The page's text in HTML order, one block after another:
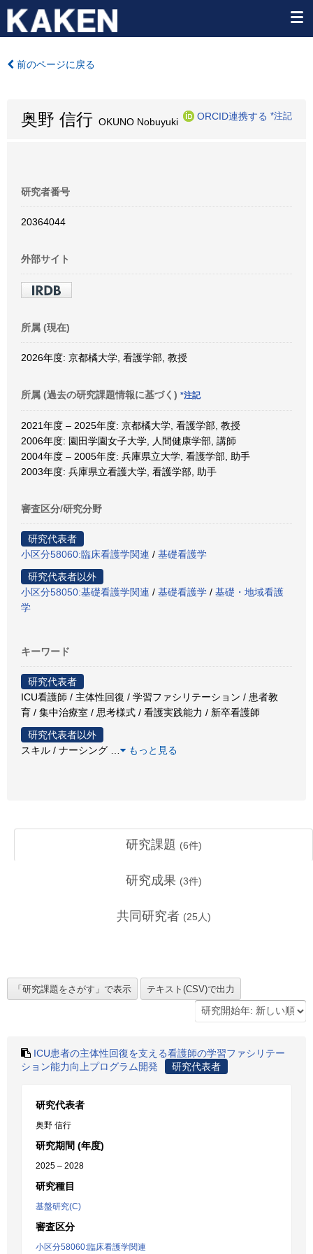
前のページに戻る
奥野 信行 OKUNO Nobuyuki
ORCID連携する *注記
研究者番号
20364044
外部サイト
所属 (現在)
2026年度: 京都橘大学, 看護学部, 教授
所属 (過去の研究課題情報に基づく) *注記
2021年度 – 2025年度: 京都橘大学, 看護学部, 教授
2006年度: 園田学園女子大学, 人間健康学部, 講師
2004年度 – 2005年度: 兵庫県立大学, 看護学部, 助手
2003年度: 兵庫県立看護大学, 看護学部, 助手
審査区分/研究分野
研究代表者
小区分58060:臨床看護学関連 / 基礎看護学
研究代表者以外
小区分58050:基礎看護学関連 / 基礎看護学 / 基礎・地域看護
学
キーワード
研究代表者
ICU看護師 / 主体性回復 / 学習ファシリテーション / 患者教
育 / 集中治療室 / 思考様式 / 看護実践能力 / 新卒看護師
研究代表者以外
スキル / ナーシング
もっと見る
研究課題 (6件)
研究成果 (3件)
共同研究者 (25 人)
ICU患者の主体性回復を支える看護師の学習ファシリテー
ション能力向上プログラム開発
研究代表者
研究代表者
奥野 信行
研究期間 (年度)
2025 – 2028
研究種目
基盤研究(C)
審査区分
小区分58060:臨床看護学関連